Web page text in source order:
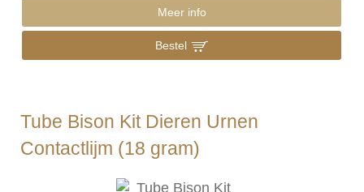
Meer info
Bestel
Tube Bison Kit Dieren Urnen
Contactlijm (18 gram)